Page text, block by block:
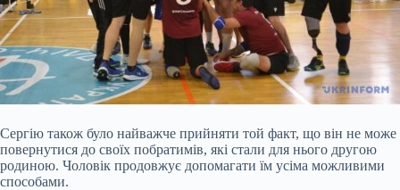
Сергію також було найважче прийняти той факт, що він не може
повернутися до своїх побратимів, які стали для нього другою
родиною. Чоловік продовжує допомагати їм усіма можливими
способами.